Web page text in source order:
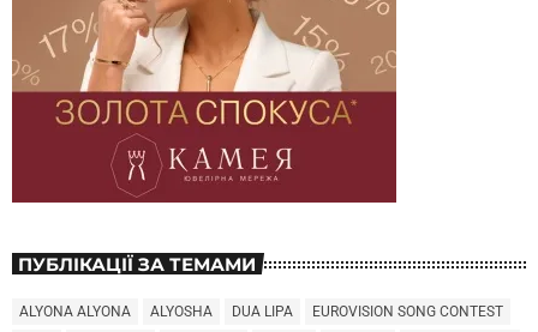
ПУБЛІКАЦІЇ ЗА ТЕМАМИ
ALYONA ALYONA ALYOSHA DUA LIPA
EUROVISION SONG CONTEST